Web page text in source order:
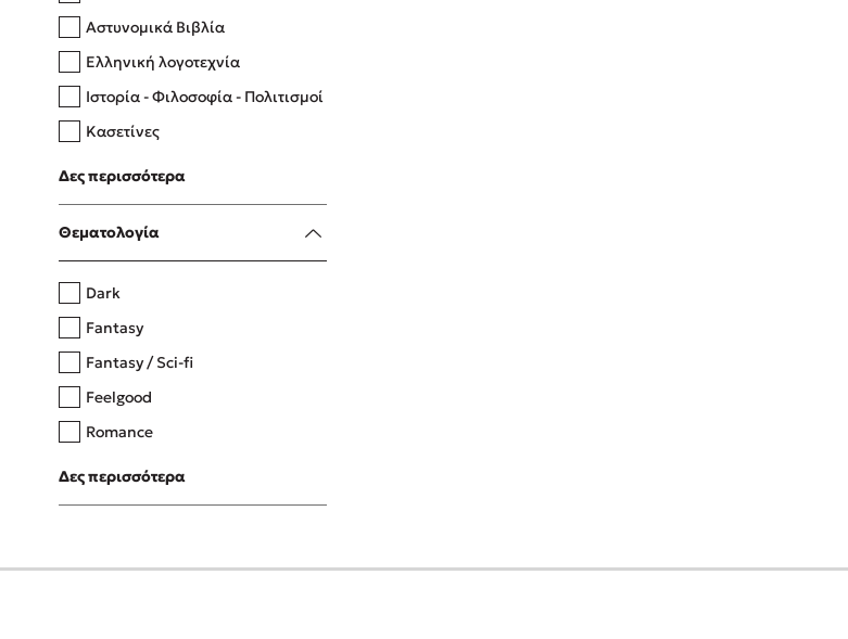
Δανάη Δεληγεώργη
Πάνω, κάτω, μπροστά, πίσω
Η μέθοδος Αφήστε τους
Αστυνομικά Βιβλία
Ελληνική λογοτεχνία
Ιστορία - Φιλοσοφία - Πολιτισμοί
Κασετίνες
Λευκώματα - Έγχρωμοι οδηγοί
Μαγειρική
Δες περισσότερα
Θεματολογία
Dark
Fantasy
Fantasy / Sci-fi
Feelgood
Romance
Upmarket
Young Adult
Δες περισσότερα